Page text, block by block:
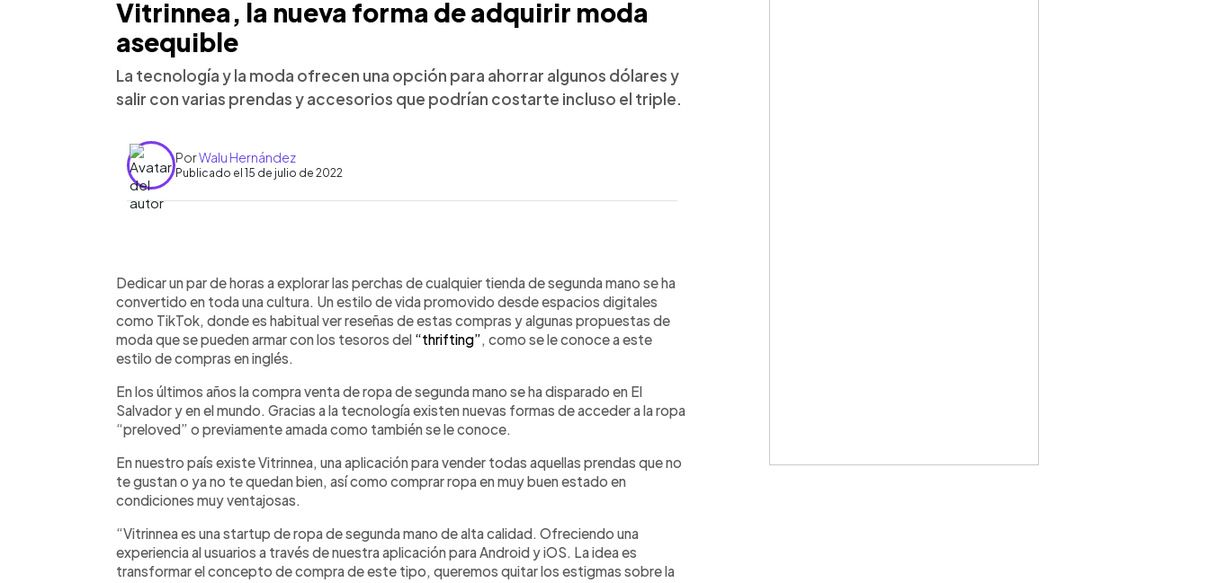
Vitrinnea, la nueva forma de adquirir moda
asequible
La tecnología y la moda ofrecen una opción para ahorrar algunos dólares y
salir con varias prendas y accesorios que podrían costarte incluso el triple.
PorWalu Hernández
Publicado el 15 de julio de 2022
Escuchar artículo
Dedicar un par de horas a explorar las perchas de cualquier tienda de segunda mano se ha
convertido en toda una cultura. Un estilo de vida promovido desde espacios digitales
como TikTok, donde es habitual ver reseñas de estas compras y algunas propuestas de
moda que se pueden armar con los tesoros del “thrifting” , como se le conoce a este
estilo de compras en inglés.
En los últimos años la compra venta de ropa de segunda mano se ha disparado en El
Salvador y en el mundo. Gracias a la tecnología existen nuevas formas de acceder a la ropa
“preloved” o previamente amada como también se le conoce.
En nuestro país existe Vitrinnea, una aplicación para vender todas aquellas prendas que no
te gustan o ya no te quedan bien, así como comprar ropa en muy buen estado en
condiciones muy ventajosas.
“Vitrinnea es una startup de ropa de segunda mano de alta calidad. Ofreciendo una
experiencia al usuarios a través de nuestra aplicación para Android y iOS. La idea es
transformar el concepto de compra de este tipo, queremos quitar los estigmas sobre la